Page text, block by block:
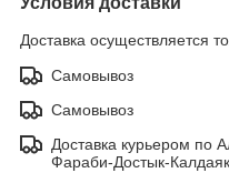
Доставка осуществляется
Самовывоз
Самовывоз
Доставка курьером по
Фараби-Достык-